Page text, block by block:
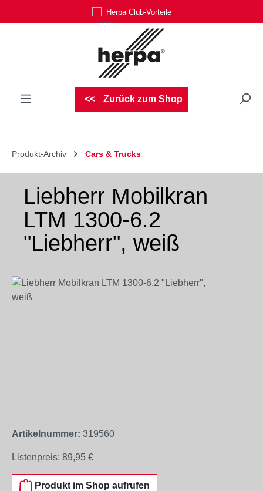
Zum Hauptinhalt springenHerpa Club-Vorteile
Zurück zum Shop
Produkt-Archiv Cars & Trucks
Liebherr Mobilkran
LTM 1300-6.2
"Liebherr", weiß
Bildergalerie überspringen
Artikelnummer: 319560
Listenpreis: 89,95 €
Produkt im Shop aufrufen